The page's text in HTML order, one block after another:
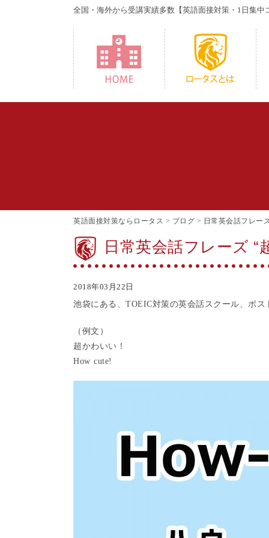
全国・海外から受講実績多数 【英語面接対策・1日集
HOME
英語面接対策ならロータス > ブログ > 日常英会話フレー
日常英会話フレーズ “
2018年03月22日
池袋にある、 TOEIC対策の英会話スクール、ボス
（例文）
超かわいい！
How cute!